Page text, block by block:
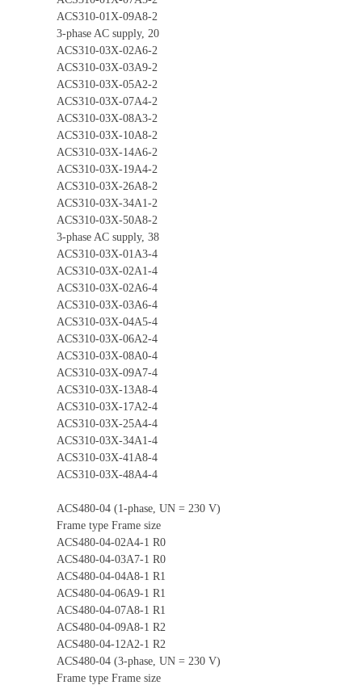
ACS310-01X-09A8-2
3-phase AC supply, 20
ACS310-03X-02A6-2
ACS310-03X-03A9-2
ACS310-03X-05A2-2
ACS310-03X-07A4-2
ACS310-03X-08A3-2
ACS310-03X-10A8-2
ACS310-03X-14A6-2
ACS310-03X-19A4-2
ACS310-03X-26A8-2
ACS310-03X-34A1-2
ACS310-03X-50A8-2
3-phase AC supply, 38
ACS310-03X-01A3-4
ACS310-03X-02A1-4
ACS310-03X-02A6-4
ACS310-03X-03A6-4
ACS310-03X-04A5-4
ACS310-03X-06A2-4
ACS310-03X-08A0-4
ACS310-03X-09A7-4
ACS310-03X-13A8-4
ACS310-03X-17A2-4
ACS310-03X-25A4-4
ACS310-03X-34A1-4
ACS310-03X-41A8-4
ACS310-03X-48A4-4
ACS480-04 (1-phase, UN = 230 V)
Frame type Frame size
ACS480-04-02A4-1 R0
ACS480-04-03A7-1 R0
ACS480-04-04A8-1 R1
ACS480-04-06A9-1 R1
ACS480-04-07A8-1 R1
ACS480-04-09A8-1 R2
ACS480-04-12A2-1 R2
ACS480-04 (3-phase, UN = 230 V)
Frame type Frame size